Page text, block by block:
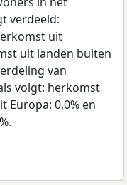
verdeeld:
uit
uit landen buiten
van
volgt: herkomst
Europa: 0,0% en